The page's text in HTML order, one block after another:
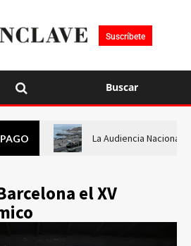
Suscríbete
Buscar
La Audiencia Nacional
el XV